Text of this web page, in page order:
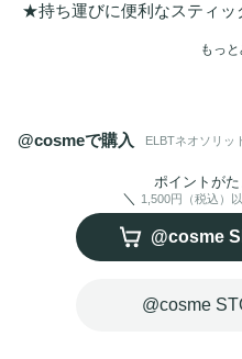
★持ち運びに便利なスティッ
Sarah (サラ)：
の香り。優
香りです。
もっ
@cosmeで購入 ELBTネオソリッ
ポイントが
1,500円（税込）
@cosme
@cosme